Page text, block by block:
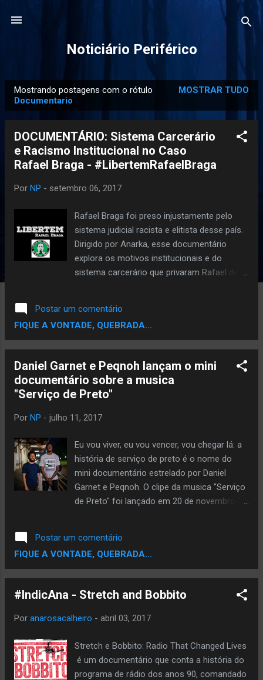
Noticiário Periférico
o
Mostrando postagens com o rótulo
Documentario
MOSTRAR TUDO
DOCUMENTÁRIO: Sistema Carcerário
e Racismo Institucional no Caso
Rafael Braga - #LibertemRafaelBraga
Por NP - setembro 06, 2017
Rafael Braga foi preso injustamente pelo
sistema judicial racista e elitista desse país.
Dirigido por Anarka, esse documentário
explora os motivos institucionais e do
sistema carcerário que privaram Rafael de
brasileira, mas promove um debate
profundo sobre o sistema e o racismo
institucional que precisa acabar o quanto
Palavras da Diretora: Como mulher negra, eu
sinto na pele todos os dias o medo de ter
minha vida tirada. Simplesmente por ser. E
esse medo me persegue porque o Estado
bala perdida – que tem sempre destino –,
mas com um projeto político inteiro
respaldado pela lei que nos marginaliza. Nos
extermina. Nos sujeita a situações
extremamente desumanas. 24 horas por dia.
não só me revolta como também me d...
Postar um comentário
FIQUE A VONTADE, QUEBRADA...
Daniel Garnet e Peqnoh lançam o mini
documentário sobre a musica
"Serviço de Preto"
Por NP - julho 11, 2017
Eu vou viver, eu vou vencer, vou chegar lá: a
história de serviço de preto é o nome do
mini documentário estrelado por Daniel
Garnet e Peqnoh. O clipe da musica "Serviço
de Preto" foi lançado em 20 de novembro de
que eu gosto muito ouçam! O titulo choca
muita gente quando ouve o termo "Serviço
de Preto" , nesta musica e principalmente no
a esta palavra, transformando algo ruim em
algo bom. Neste DOC a dupla explica bem
lançado na época correta, do resultado
positivo da musica e varias fitas. Assista:
Postar um comentário
FIQUE A VONTADE, QUEBRADA...
#IndicAna - Stretch and Bobbito
Por anarosacalheiro - abril 03, 2017
Stretch e Bobbito: Radio That Changed Lives
é um documentário que conta a história do
programa de rádio dos anos 90, comandado